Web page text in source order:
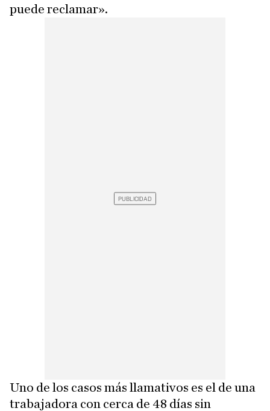
puede reclamar».
Uno de los casos más llamativos es el de una
trabajadora con cerca de 48 días sin